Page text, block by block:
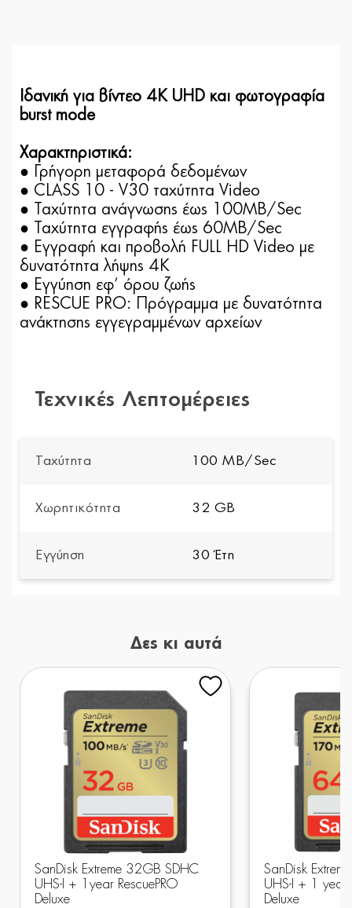
Ιδανική για βίντεο 4K UHD και φωτογραφία
burst mode
Χαρακτηριστικά:
● Γρήγορη μεταφορά δεδομένων
● CLASS 10 - V30 ταχύτητα Video
● Ταχύτητα ανάγνωσης έως 100MB/Sec
● Ταχύτητα εγγραφής έως 60MB/Sec
● Εγγραφή και προβολή FULL HD Video με
δυνατότητα λήψης 4Κ
● Εγγύηση εφ’ όρου ζωής
● RESCUE PRO: Πρόγραμμα με δυνατότητα
ανάκτησης εγγεγραμμένων αρχείων
Τεχνικές Λεπτομέρειες
Ταχύτητα 100 MB/Sec
Χωρητικότητα 32 GB
Εγγύηση 30 Έτη
Δες κι αυτά
SanDisk Extreme 32GB SDHC
UHS-I + 1year RescuePRO
Deluxe
SanDisk
UHS-I + 1 year
Deluxe